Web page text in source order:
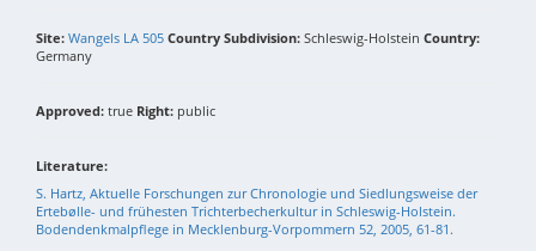
Site: Wangels LA 505 Country Subdivision: Schleswig-Holstein Country:
Germany
Approved: true Right: public
Literature:
S. Hartz, Aktuelle Forschungen zur Chronologie und Siedlungsweise der
Ertebølle- und frühesten Trichterbecherkultur in Schleswig-Holstein.
Bodendenkmalpflege in Mecklenburg-Vorpommern 52, 2005, 61-81.